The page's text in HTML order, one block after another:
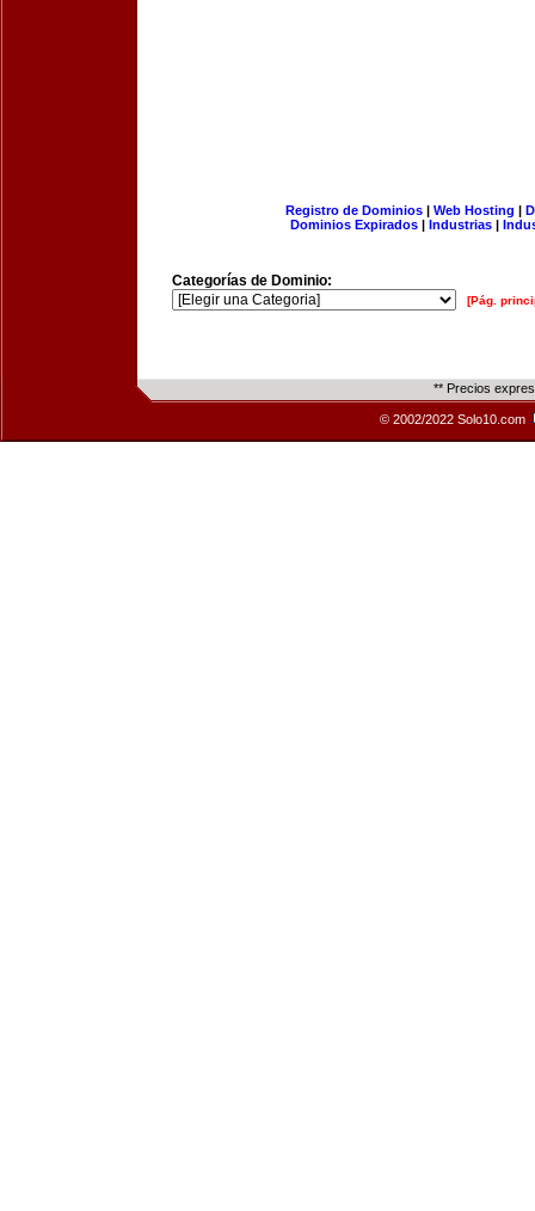
Registro de Dominios| Web Hosting |
Dominios Expirados | Industrias |
Categorías de Dominio:
[Pág.
** Precios
© 2002/2022 Solo10.com